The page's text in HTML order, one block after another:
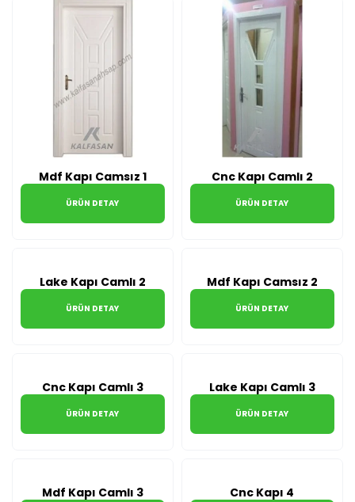
Mdf Kapı Camsız 1
ÜRÜN DETAY
Cnc Kapı Camlı 2
ÜRÜN DETAY
Lake Kapı Camlı 2
ÜRÜN DETAY
Mdf Kapı Camsız 2
ÜRÜN DETAY
Cnc Kapı Camlı 3
ÜRÜN DETAY
Lake Kapı Camlı 3
ÜRÜN DETAY
Mdf Kapı Camlı 3 Cnc Kapı 4